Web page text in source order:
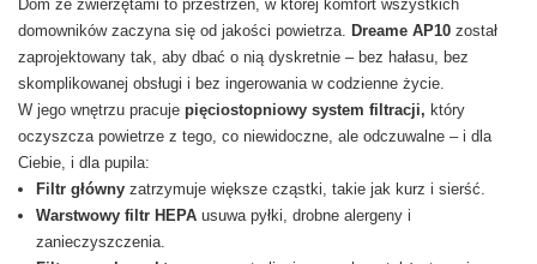
Dom ze zwierzętami to przestrzeń, w której komfort wszystkich
domowników zaczyna się od jakości powietrza. Dreame AP10 został
zaprojektowany tak, aby dbać o nią dyskretnie – bez hałasu, bez
skomplikowanej obsługi i bez ingerowania w codzienne życie.
W jego wnętrzu pracuje pięciostopniowy system filtracji, który
oczyszcza powietrze z tego, co niewidoczne, ale odczuwalne – i dla
Ciebie, i dla pupila:
Filtr główny zatrzymuje większe cząstki, takie jak kurz i sierść.
Warstwowy filtr HEPA usuwa pyłki, drobne alergeny i
zanieczyszczenia.